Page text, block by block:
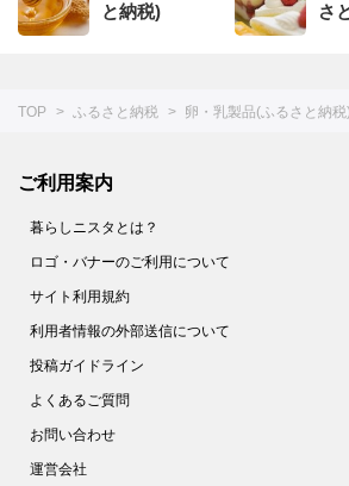
と納税)
さ
TOP ふるさと納税 卵・乳製品(ふるさと納税)
ご利用案内
暮らしニスタとは？
ロゴ・バナーのご利用について
サイト利用規約
利用者情報の外部送信について
投稿ガイドライン
よくあるご質問
お問い合わせ
運営会社